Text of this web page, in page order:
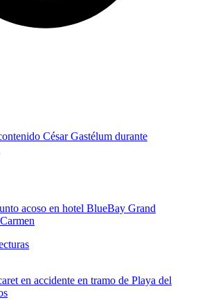
César Gastélum durante
acoso en hotel BlueBay Grand
en accidente en tramo de Playa del